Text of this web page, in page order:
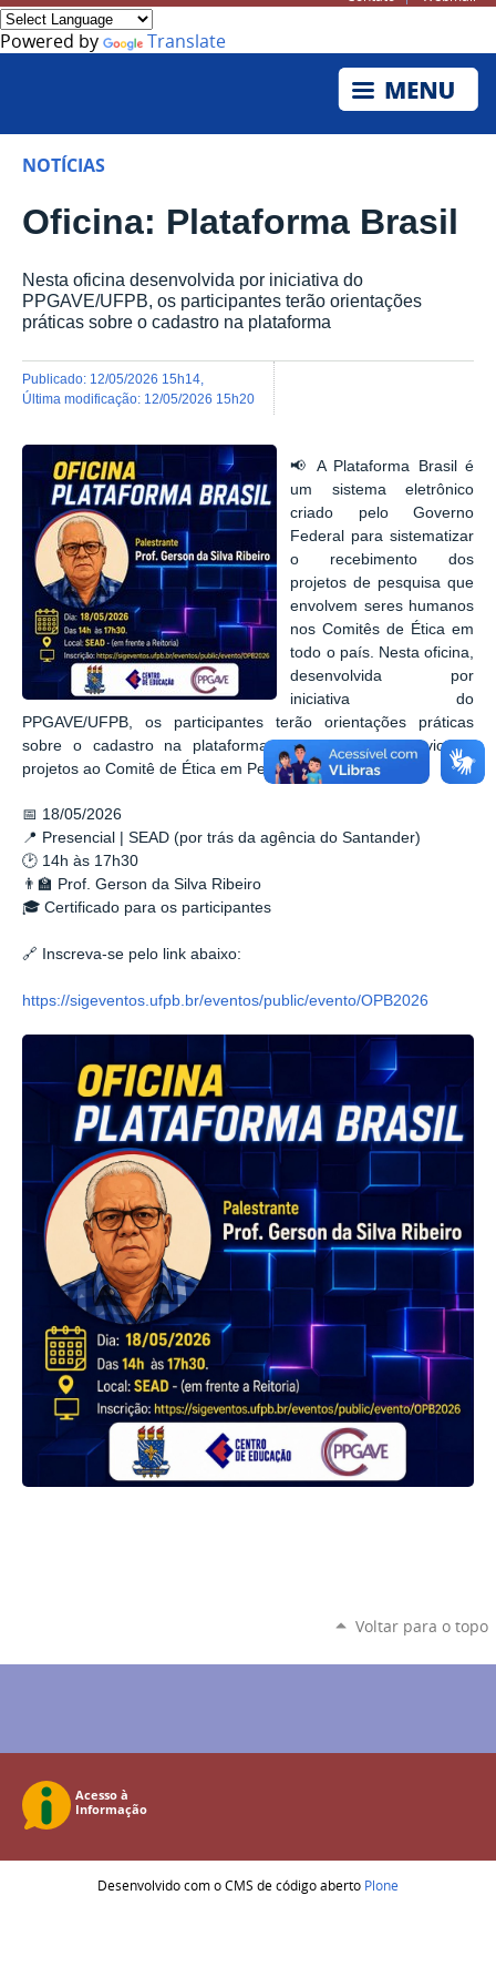
Powered by Translate
NOTÍCIAS
Oficina: Plataforma Brasil
Nesta oficina desenvolvida por iniciativa do
PPGAVE/UFPB, os participantes terão orientações
práticas sobre o cadastro na plataforma
publicado: 12/05/2026 15h14
última modificação: 12/05/2026 15h20
📢 A Plataforma Brasil é
um sistema eletrônico
criado pelo Governo
Federal para sistematizar
o recebimento dos
projetos de pesquisa que
envolvem seres humanos
nos Comitês de Ética em
todo o país. Nesta oficina,
desenvolvida por
iniciativa do
PPGAVE/UFPB, os participantes terão orientações práticas
sobre o cadastro na plataforma e elaboração e envio de
projetos ao Comitê de Ética em Pesquisa (CEP).
📅 18/05/2026
📍 Presencial | SEAD (por trás da agência do Santander)
🕑 14h às 17h30
👨‍🏫 Prof. Gerson da Silva Ribeiro
🎓 Certificado para os participantes
🔗 Inscreva-se pelo link abaixo:
https://sigeventos.ufpb.br/eventos/public/evento/OPB2026
Voltar para o topo
Desenvolvido com o CMS de código aberto Plone